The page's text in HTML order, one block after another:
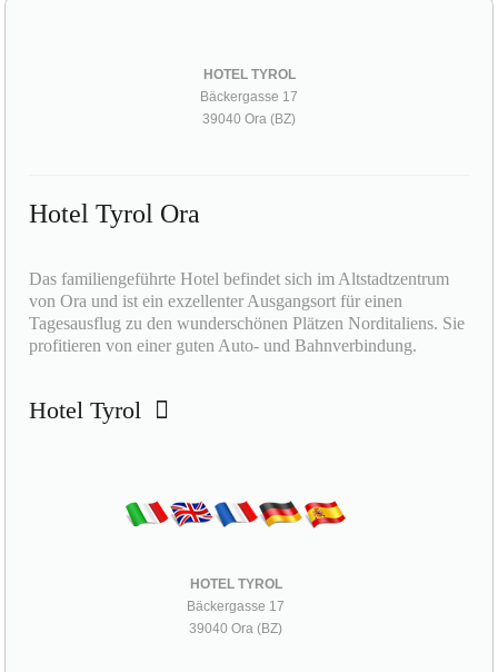
HOTEL TYROL
Bäckergasse 17
39040 Ora (BZ)
Hotel Tyrol Ora
Das familiengeführte Hotel befindet sich im Altstadtzentrum
von Ora und ist ein exzellenter Ausgangsort für einen
Tagesausflug zu den wunderschönen Plätzen Norditaliens. Sie
profitieren von einer guten Auto- und Bahnverbindung.
Hotel Tyrol
HOTEL TYROL
Bäckergasse 17
39040 Ora (BZ)